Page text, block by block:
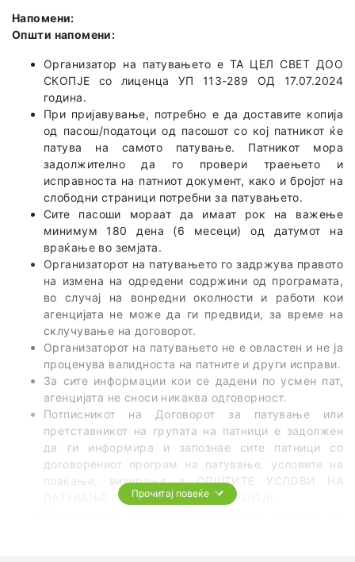
Напомени:
Општи напомени:
Организатор на патувањето е TA ЦЕЛ СВЕТ ДОО
СКОПЈЕ со лиценца УП 113-289 ОД 17.07.2024
година.
При пријавување, потребно е да доставите копија
од пасош/податоци од пасошот со кој патникот ќе
патува на самото патување. Патникот мора
задолжително да го провери траењето и
исправноста на патниот документ, како и бројот на
слободни страници потребни за патувањето.
Сите пасоши мораат да имаат рок на важење
минимум 180 дена (6 месеци) од датумот на
враќање во земјата.
Организаторот на патувањето го задржува правото
на измена на одредени содржини од програмата,
во случај на вонредни околности и работи кои
агенцијата не може да ги предвиди, за време на
склучување на договорот.
Организаторот на патувањето не е овластен и не ја
проценува валидноста на патните и други исправи.
За сите информации кои се дадени по усмен пат,
агенцијата не сноси никаква одговорност.
Потписникот на Договорот за патување или
претставникот на групата на патници е задолжен
да ги информира и запознае сите патници со
договорениот програм на патување, условите на
плаќање, визирање и ОПШТИТЕ УСЛОВИ НА
ПАТУВАЊЕ НА ТА ЦЕЛ СВЕТ од СКОПЈЕ.
Прочитај повеќе